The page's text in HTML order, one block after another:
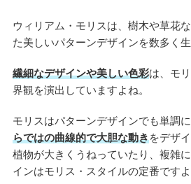
ウィリアム・モリスは、樹木や草花
た美しいパターンデザインを数多く生
繊細なデザインや美しい色彩は、モ
界観を演出していますよね。
モリスはパターンデザインでも単調に
らではの曲線的で大胆な動きをデザ
植物が大きくうねっていたり、複雑
インはモリス・スタイルの定番ですよ